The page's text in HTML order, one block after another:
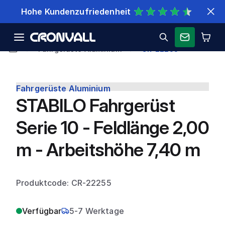
Schnelle Lieferung
CR-22255
Fahrgerüste Aluminium
STABILO Fahrgerüst
Serie 10 - Feldlänge 2,00
m - Arbeitshöhe 7,40 m
Produktcode: CR-22255
Verfügbar 5-7 Werktage